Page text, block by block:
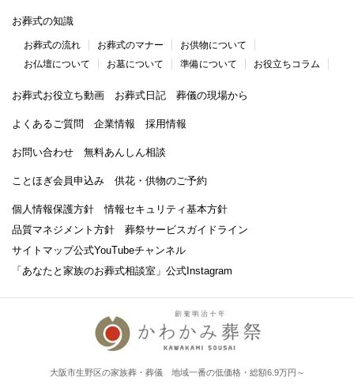
お葬式の知識
お葬式の流れ お葬式のマナー
お供物について
お仏壇について
お墓について 準備について お役立ちコラム
お葬式お役立ち動画 お葬式日記 葬儀の現場から
よくあるご質問 企業情報 採用情報
お問い合わせ 無料あんしん相談
ことほぎ会員申込み 供花・供物のご予約
個人情報保護方針
情報セキュリティ基本方針
品質マネジメント方針
葬祭サービスガイドライン
サイトマップ公式YouTubeチャンネル
「あなたと家族のお葬式相談室」 公式Instagram
大阪市生野区の家族葬・葬儀 地域一番の低価格・総額6.9万円～